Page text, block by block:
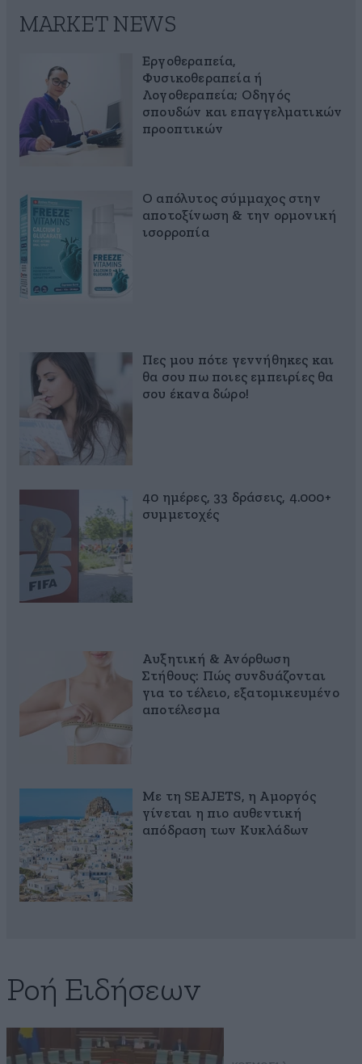
MARKET NEWS
Εργοθεραπεία,
Φυσικοθεραπεία ή
Λογοθεραπεία; Οδηγός
σπουδών και επαγγελματικών
προοπτικών
Ο απόλυτος σύμμαχος στην
αποτοξίνωση & την ορμονική
ισορροπία
Πες μου πότε γεννήθηκες και
θα σου πω ποιες εμπειρίες θα
σου έκανα δώρο!
40 ημέρες, 33 δράσεις, 4.000+
συμμετοχές
Αυξητική & Ανόρθωση
Στήθους: Πώς συνδυάζονται
για το τέλειο, εξατομικευμένο
αποτέλεσμα
Με τη SEAJETS, η Αμοργός
γίνεται η πιο αυθεντική
απόδραση των Κυκλάδων
Ροή Ειδήσεων